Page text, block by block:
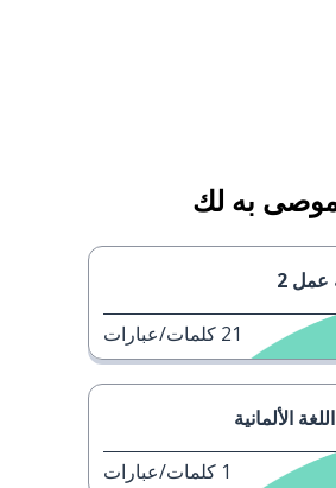
به لك
عمل 2
21 كلمات/عبارات
الألمانية
1 كلمات/عبارات